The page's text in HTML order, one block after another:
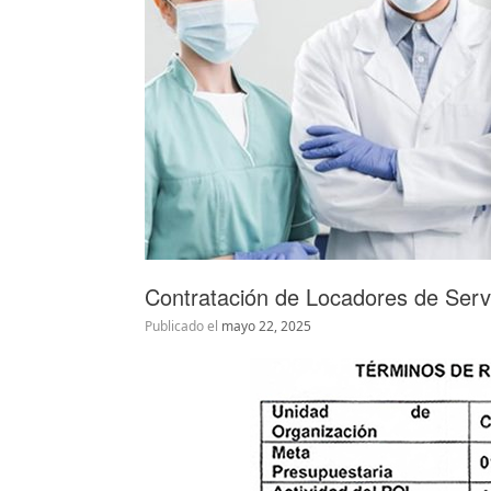
Contratación de Locadores de
Publicado el mayo 22, 2025